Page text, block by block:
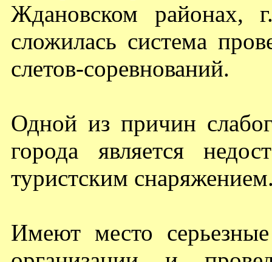
Ждановском районах,
сложилась система
слетов-соревнований.
Одной из причин
города является
туристским
Имеют место